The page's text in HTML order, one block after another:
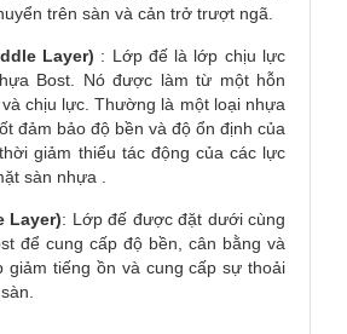
trên sàn và cản trở trượt ngã.
Layer) : Lớp đế là lớp chịu lực
Bost. Nó được làm từ một hỗn
chịu lực. Thường là một loại nhựa
đảm bảo độ bền và độ ổn định của
giảm thiểu tác động của các lực
sàn nhựa .
Layer): Lớp đế được đặt dưới cùng
để cung cấp độ bền, cân bằng và
giảm tiếng ồn và cung cấp sự thoải